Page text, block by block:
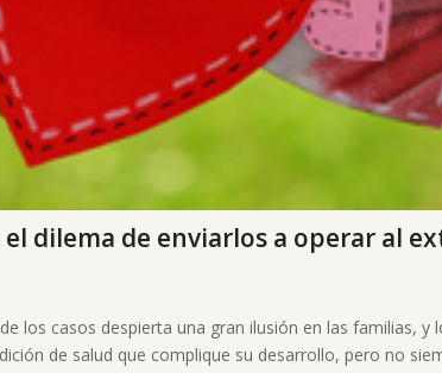
dilema de enviarlos a operar al
los casos despierta una gran ilusión en las familias, y
de salud que complique su desarrollo, pero no